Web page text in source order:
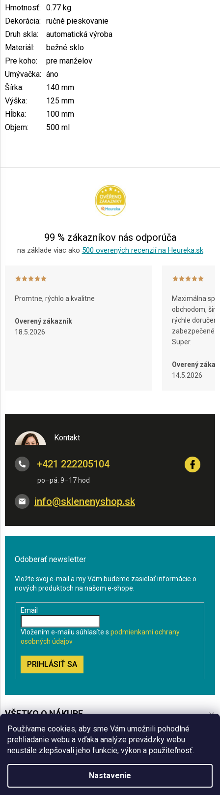
Používame cookies, aby sme Vám umožnili pohodlné
prehliadanie webu a vďaka analýze prevádzky webu
neustále zlepšovali jeho funkcie, výkon a použiteľnosť.
Nastavenie
Hmotnosť:
0.77 kg
Dekorácia:
ručné pieskovanie
Druh skla:
automatická výroba
Materiál:
bežné sklo
Pre koho:
pre manželov
Umývačka: áno
Šírka:
140 mm
Výška:
125 mm
Hĺbka:
100 mm
Objem: 500 ml
á
99 % zákazníkov nás odporúča
na základe viac ako 500 overených recenzií na Heureka.sk
Promtne, rýchlo a kvalitne
Overený zákazník
18.5.2026
Maximálna
obchodom,
rýchle
zabezpečené
Super.
Overený
14.5.2026
Kontakt
info@sklenenyshop.sk
+421 222205104
Odoberať newsletter
Vložte svoj e-mail a my Vám budeme zasielať informácie o
nových produktoch na našom e-shope.
Email
Vložením e-mailu súhlasíte s podmienkami ochrany
osobných údajov
PRIHLÁSIŤ SA
VŠETKO O NÁKUPE
BLOG
ČO VÁS ZAUJÍMA
Copyright 2026Sklenenyshop.sk. Všetky práva vyhradené.